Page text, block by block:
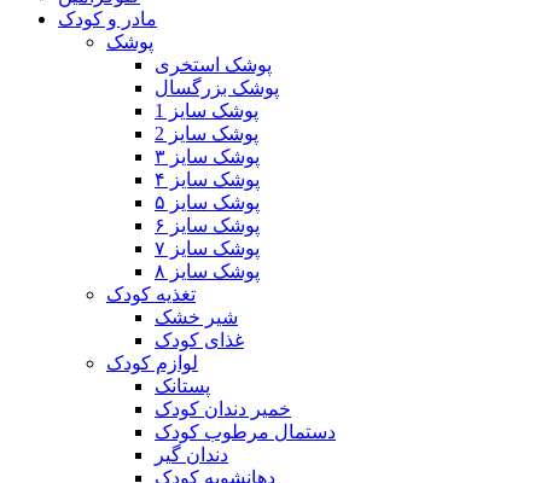
مادر و کودک
پوشک
پوشک استخری
پوشک بزرگسال
پوشک سایز 1
پوشک سایز 2
پوشک سایز ۳
پوشک سایز ۴
پوشک سایز ۵
پوشک سایز ۶
پوشک سایز ۷
پوشک سایز ۸
تغذیه کودک
شیر خشک
غذای کودک
لوازم کودک
پستانک
خمیر دندان کودک
دستمال مرطوب کودک
دندان گیر
دهانشویه کودک